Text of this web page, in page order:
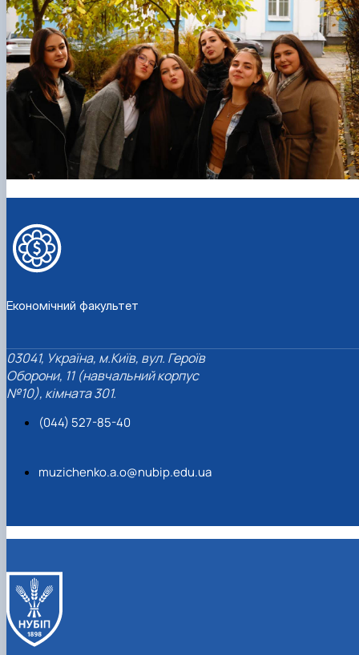
Економічний факультет
03041, Україна, м.Київ, вул. Героїв
Оборони, 11 (навчальний корпус
№10), кімната 301.
(044) 527-85-40
muzichenko.a.o@nubip.edu.ua